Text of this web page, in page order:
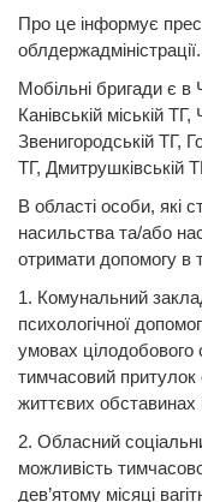
Про це інформує
облдержадміністрації.
Мобільні бригади є в
Канівській міській ТГ,
Звенигородській ТГ,
ТГ, Дмитрушківській
В області особи, які
насильства та/або
отримати допомогу в
1. Комунальний
психологічної
умовах цілодобового
тимчасовий
життєвих обставинах
2. Обласний
можливість
дев’ятому місяці